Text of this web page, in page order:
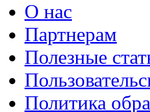
О нас
Партнерам
Полезные
Политика